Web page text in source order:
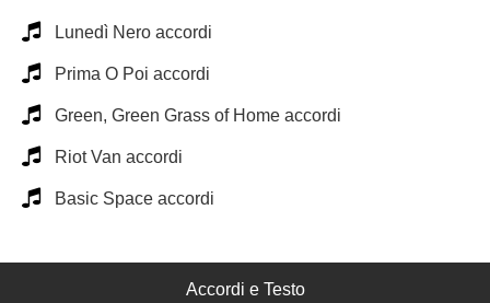
Lunedì Nero accordi
Prima O Poi accordi
Green, Green Grass of Home accordi
Riot Van accordi
Basic Space accordi
Accordi e Testo